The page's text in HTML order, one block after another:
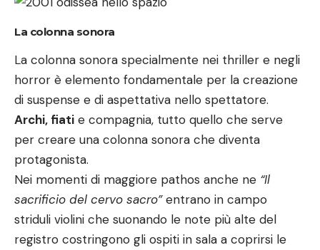
La colonna sonora
La colonna sonora specialmente nei thriller e negli
horror è elemento fondamentale per la creazione
di suspense e di aspettativa nello spettatore.
Archi, fiati e compagnia, tutto quello che serve
per creare una colonna sonora che diventa
protagonista.
Nei momenti di maggiore pathos anche ne “Il
sacrificio del cervo sacro”entrano in campo
striduli violini che suonando le note più alte del
registro costringono gli ospiti in sala a coprirsi le